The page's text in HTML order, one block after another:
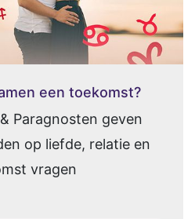
een toekomst?
Paragnosten geven
op liefde, relatie en
vragen